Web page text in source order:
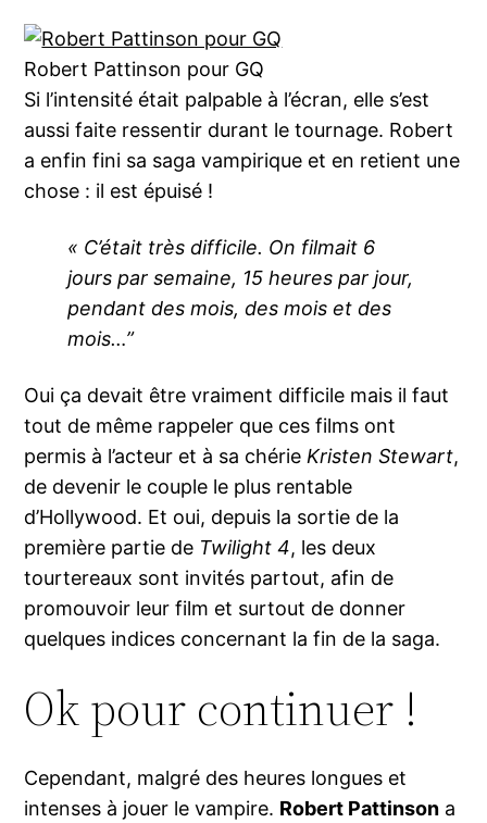
Robert Pattinson pour GQ
Si l’intensité était palpable à l’écran, elle s’est
aussi faite ressentir durant le tournage. Robert
a enfin fini sa saga vampirique et en retient une
chose : il est épuisé !
« C’était très difficile. On filmait 6
jours par semaine, 15 heures par jour,
pendant des mois, des mois et des
mois…”
Oui ça devait être vraiment difficile mais il faut
tout de même rappeler que ces films ont
permis à l’acteur et à sa chérieKristen Stewart,
de devenir le couple le plus rentable
d’Hollywood. Et oui, depuis la sortie de la
première partie de Twilight 4, les deux
tourtereaux sont invités partout, afin de
promouvoir leur film et surtout de donner
quelques indices concernant la fin de la saga.
Ok pour continuer !
Cependant, malgré des heures longues et
intenses à jouer le vampire. Robert Pattinson a